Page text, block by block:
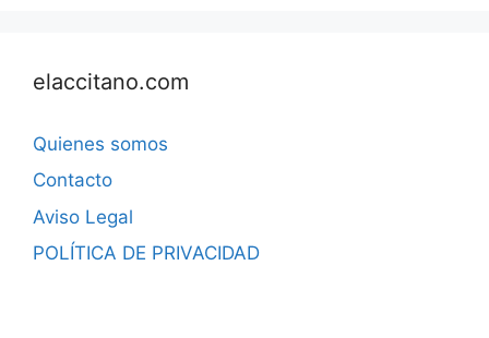
elaccitano.com
Quienes somos
Contacto
Aviso Legal
POLÍTICA DE PRIVACIDAD